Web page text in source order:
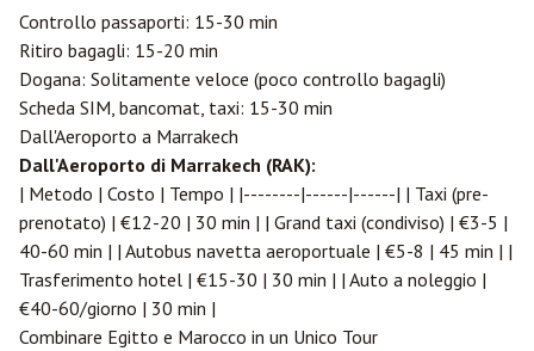
Controllo passaporti: 15-30 min
Ritiro bagagli: 15-20 min
Dogana: Solitamente veloce (poco controllo bagagli)
Scheda SIM, bancomat, taxi: 15-30 min
Dall'Aeroporto a Marrakech
Dall'Aeroporto di Marrakech (RAK):
| Metodo | Costo | Tempo | |--------|------|------| | Taxi (pre-
prenotato) | €12-20 | 30 min | | Grand taxi (condiviso) | €3-5 |
40-60 min | | Autobus navetta aeroportuale | €5-8 | 45 min | |
Trasferimento hotel | €15-30 | 30 min | | Auto a noleggio |
€40-60/giorno | 30 min |
Combinare Egitto e Marocco in un Unico Tour